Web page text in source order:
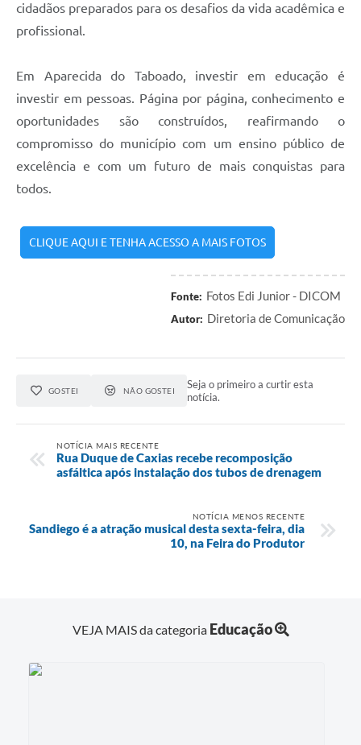
cidadãos preparados para os desafios da vida acadêmica e
profissional.
Em Aparecida do Taboado, investir em educação é
investir em pessoas. Página por página, conhecimento e
oportunidades são construídos, reafirmando o
compromisso do município com um ensino público de
excelência e com um futuro de mais conquistas para
todos.
CLIQUE AQUI E TENHA ACESSO A MAIS FOTOS
Fonte: Fotos Edi Junior - DICOM
Autor: Diretoria de Comunicação
GOSTEI NÃO GOSTEI
Seja o primeiro a curtir esta
notícia.
NOTÍCIA MAIS RECENTE
Rua Duque de Caxias recebe recomposição
asfáltica após instalação dos tubos de drenagem
NOTÍCIA MENOS RECENTE
Sandiego é a atração musical desta sexta-feira, dia
10, na Feira do Produtor
VEJA MAIS da categoria Educação